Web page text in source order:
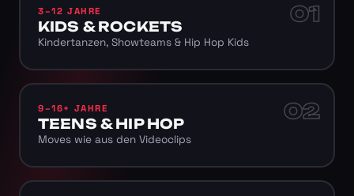
01
3–12 JAHRE
KIDS & ROCKETS
Kindertanzen, Showteams & Hip Hop Kids
02
9–16+ JAHRE
TEENS & HIP HOP
Moves wie aus den Videoclips